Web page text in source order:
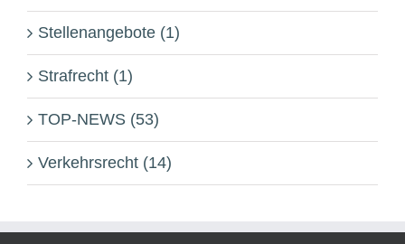
Stellenangebote (1)
Strafrecht (1)
TOP-NEWS (53)
Verkehrsrecht (14)